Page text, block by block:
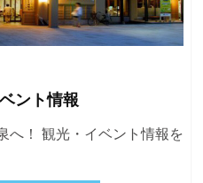
ント情報
へ！ 観光・イベント情報を